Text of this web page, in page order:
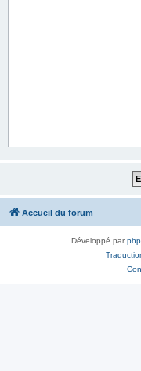
Accueil du forum
Développé par